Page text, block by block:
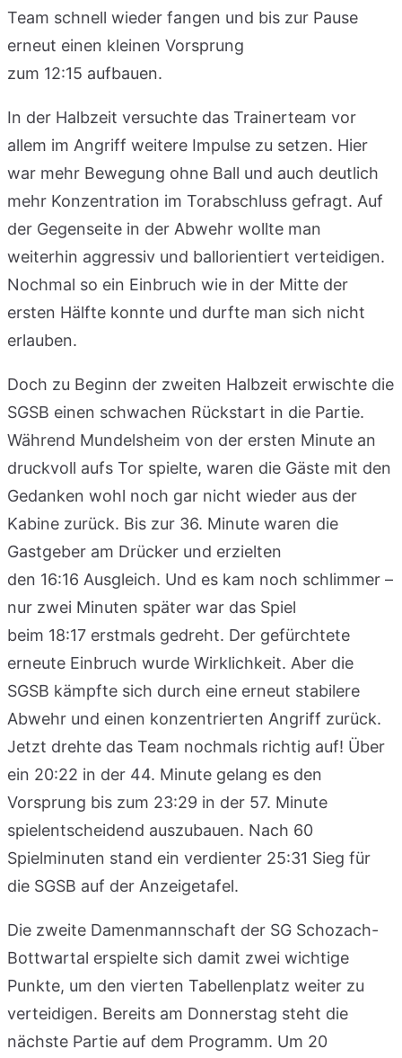
Team schnell wieder fangen und bis zur Pause
erneut einen kleinen Vorsprung
zum 12:15 aufbauen.
In der Halbzeit versuchte das Trainerteam vor
allem im Angriff weitere Impulse zu setzen. Hier
war mehr Bewegung ohne Ball und auch deutlich
mehr Konzentration im Torabschluss gefragt. Auf
der Gegenseite in der Abwehr wollte man
weiterhin aggressiv und ballorientiert verteidigen.
Nochmal so ein Einbruch wie in der Mitte der
ersten Hälfte konnte und durfte man sich nicht
erlauben.
Doch zu Beginn der zweiten Halbzeit erwischte die
SGSB einen schwachen Rückstart in die Partie.
Während Mundelsheim von der ersten Minute an
druckvoll aufs Tor spielte, waren die Gäste mit den
Gedanken wohl noch gar nicht wieder aus der
Kabine zurück. Bis zur 36. Minute waren die
Gastgeber am Drücker und erzielten
den 16:16 Ausgleich. Und es kam noch schlimmer –
nur zwei Minuten später war das Spiel
beim 18:17 erstmals gedreht. Der gefürchtete
erneute Einbruch wurde Wirklichkeit. Aber die
SGSB kämpfte sich durch eine erneut stabilere
Abwehr und einen konzentrierten Angriff zurück.
Jetzt drehte das Team nochmals richtig auf! Über
ein 20:22 in der 44. Minute gelang es den
Vorsprung bis zum 23:29 in der 57. Minute
spielentscheidend auszubauen. Nach 60
Spielminuten stand ein verdienter 25:31 Sieg für
die SGSB auf der Anzeigetafel.
Die zweite Damenmannschaft der SG Schozach-
Bottwartal erspielte sich damit zwei wichtige
Punkte, um den vierten Tabellenplatz weiter zu
verteidigen. Bereits am Donnerstag steht die
nächste Partie auf dem Programm. Um 20